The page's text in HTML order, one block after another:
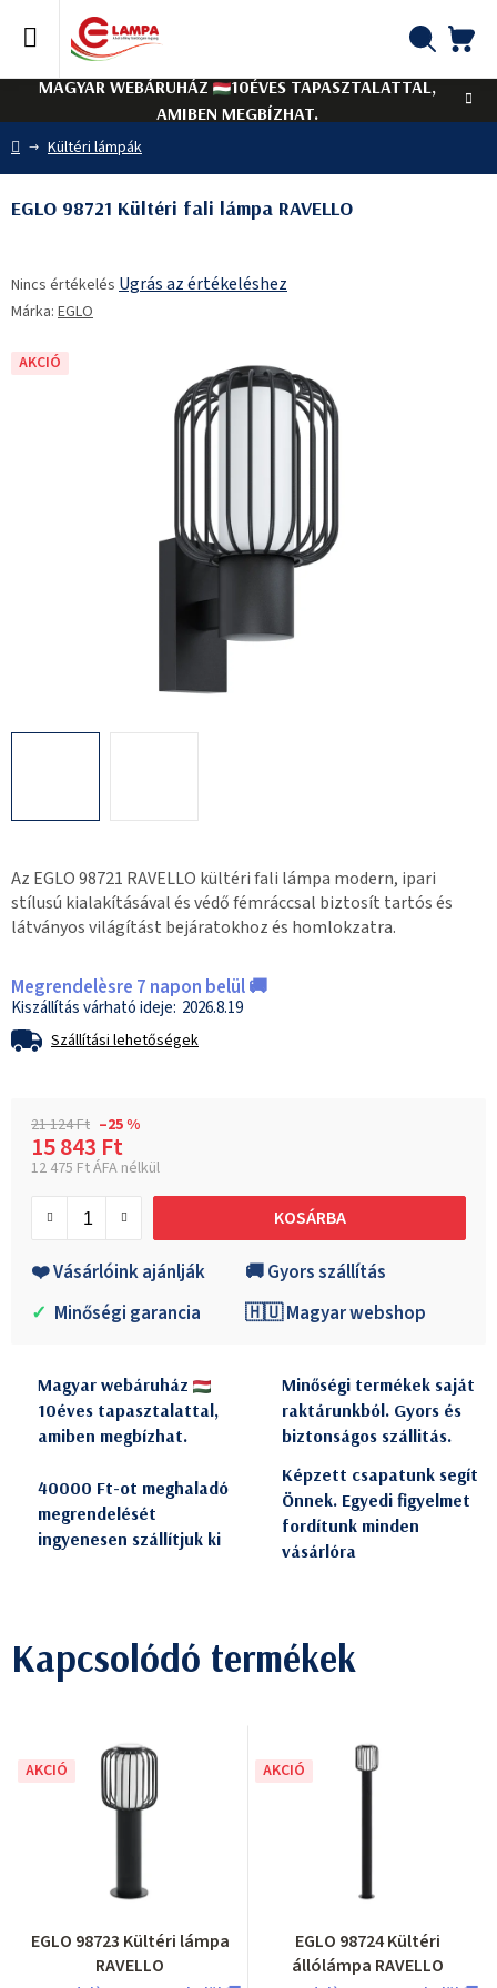
tartalomhoz
MAGYAR WEBÁRUHÁZ
10ÉVES TAPASZTALATTAL,
AMIBEN MEGBÍZHAT.
Kezdőlap
Kültéri lámpák
Az EGLO 98721 RAVELLO kültéri fali lámpa modern, ipari
stílusú kialakításával és védő fémráccsal biztosít tartós és
látványos világítást bejáratokhoz és homlokzatra.
Megrendelèsre 7 napon belül 🚚
2026.8.19
Szállítási lehetőségek
21 124 Ft –25 %
15 843 Ft
12 475 Ft ÁFA nélkül
KOSÁRBA
❤️ Vásárlóink ajánlják
🚚 Gyors szállítás
✓ Minőségi garancia 🇭🇺 Magyar webshop
EGLO 98721 Kültéri fali lámpa RAVELLO
termék
átlagos
5-
Nincs értékelés Ugrás az értékeléshez
Márka: EGLO
AKCIÓ
Magyar webáruház
10éves tapasztalattal,
amiben megbízhat.
Minőségi termékek saját
raktárunkból. Gyors és
biztonságos szállitás.
40000 Ft-ot meghaladó
megrendelését
ingyenesen szállítjuk ki
Képzett csapatunk segít
Önnek. Egyedi figyelmet
fordítunk minden
vásárlóra
Kapcsolódó termékek
AKCIÓ
EGLO 98723 Kültéri lámpa
RAVELLO
AKCIÓ
EGLO 98724 Kültéri
állólámpa RAVELLO